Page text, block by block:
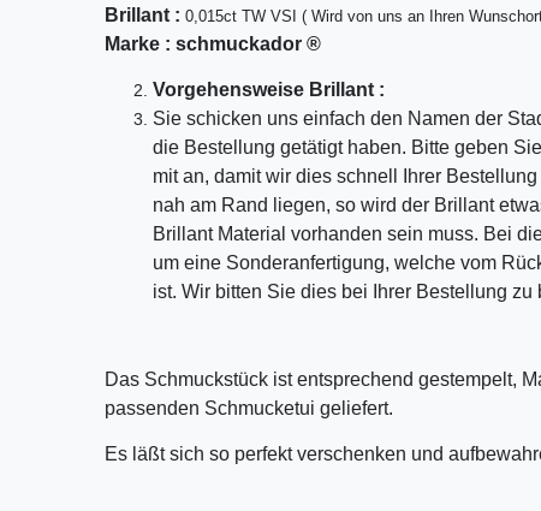
Bril lant : 0,015ct TW VSI ( Wird von uns an Ihren
Marke : schmuckador ®
Vorgehensweise Brillant :
Sie schicken uns einfach den Namen der
die Bestellung getätigt haben. Bitte geben
mit an, damit wir dies schnell Ihrer
nah am Rand liegen, so wird der Brillant
Brillant Material vorhanden sein muss. Bei
um eine Sonderanfertigung, welche vom
ist. Wir bitten Sie dies bei Ihrer Bestellung zu
Das Schmuckstück ist entsprechend gestempelt,
passenden Schmucketui geliefert.
Es läßt sich so perfekt verschenken und